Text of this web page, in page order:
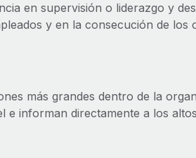
en supervisión o liderazgo y
y en la consecución de los
más grandes dentro de la
e informan directamente a los